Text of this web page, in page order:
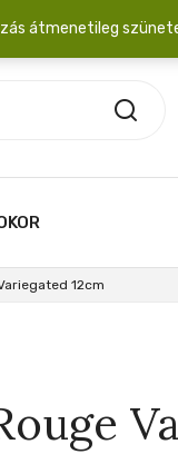
12cm
átmenetileg